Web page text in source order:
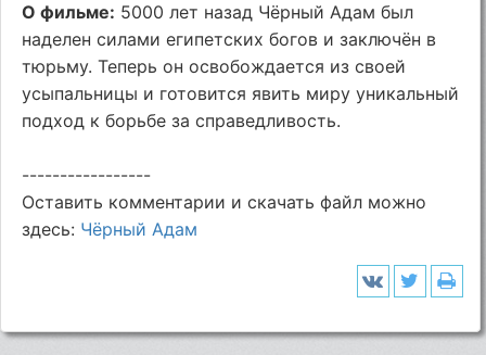
О фильме: 5000 лет назад Чёрный Адам был
наделен силами египетских богов и заключён в
тюрьму. Теперь он освобождается из своей
усыпальницы и готовится явить миру уникальный
подход к борьбе за справедливость.
-----------------
Оставить комментарии и скачать файл можно
здесь: Чёрный Адам